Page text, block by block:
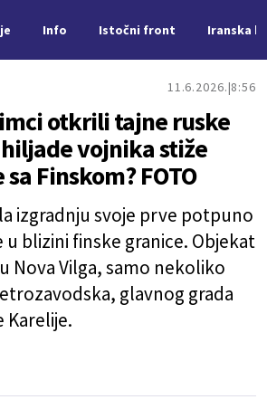
Info Istočni front Iranska
11.6.2026. 8:56
otkrili tajne ruske
vojnika stiže
Finskom? FOTO
izgradnju svoje prve potpuno
u blizini finske granice. Objekat
Nova Vilga, samo nekoliko
glavnog grada
Karelije.